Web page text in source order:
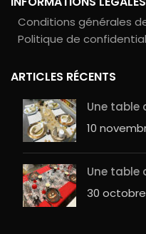
Conditions générales
Politique de
ARTICLES RÉCENTS
Une table
10
Une table
30